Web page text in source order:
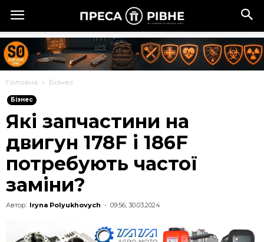
Головна Бізнес
Бізнес
Які запчастини на
двигун 178F і 186F
потребують частої
заміни?
Автор: Iryna Polyukhovych - 09:56, 30.03.2024